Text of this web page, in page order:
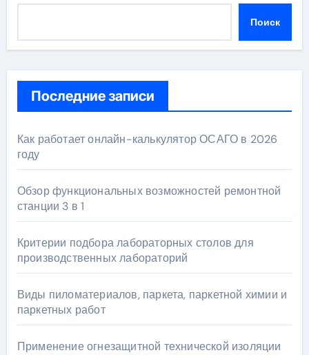
Поиск
Последние записи
Как работает онлайн-калькулятор ОСАГО в 2026
году
Обзор функциональных возможностей ремонтной
станции 3 в 1
Критерии подбора лабораторных столов для
производственных лабораторий
Виды пиломатериалов, паркета, паркетной химии и
паркетных работ
Применение огнезащитной технической изоляции